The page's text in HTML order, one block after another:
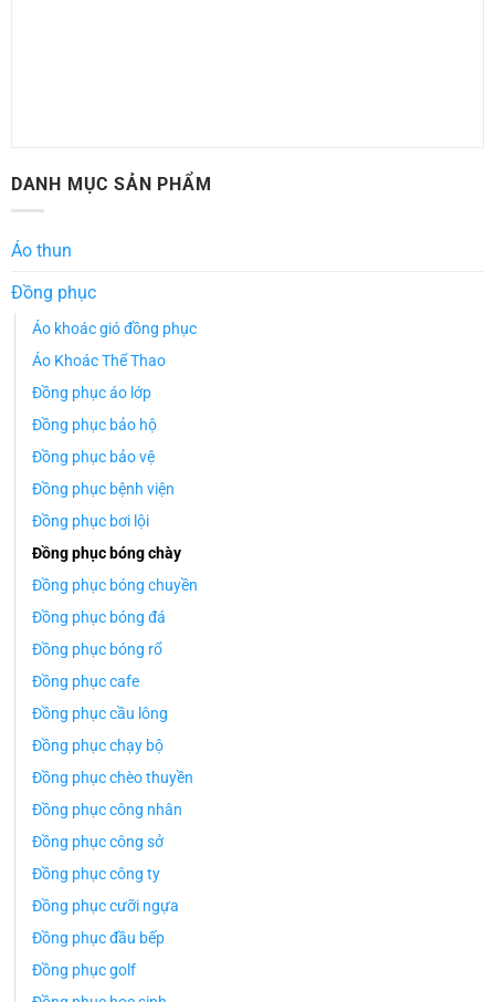
DANH MỤC SẢN PHẨM
Áo thun
Đồng phục
Áo khoác gió đồng phục
Áo Khoác Thể Thao
Đồng phục áo lớp
Đồng phục bảo hộ
Đồng phục bảo vệ
Đồng phục bệnh viện
Đồng phục bơi lội
Đồng phục bóng chày
Đồng phục bóng chuyền
Đồng phục bóng đá
Đồng phục bóng rổ
Đồng phục cafe
Đồng phục cầu lông
Đồng phục chạy bộ
Đồng phục chèo thuyền
Đồng phục công nhân
Đồng phục công sở
Đồng phục công ty
Đồng phục cưỡi ngựa
Đồng phục đầu bếp
Đồng phục golf